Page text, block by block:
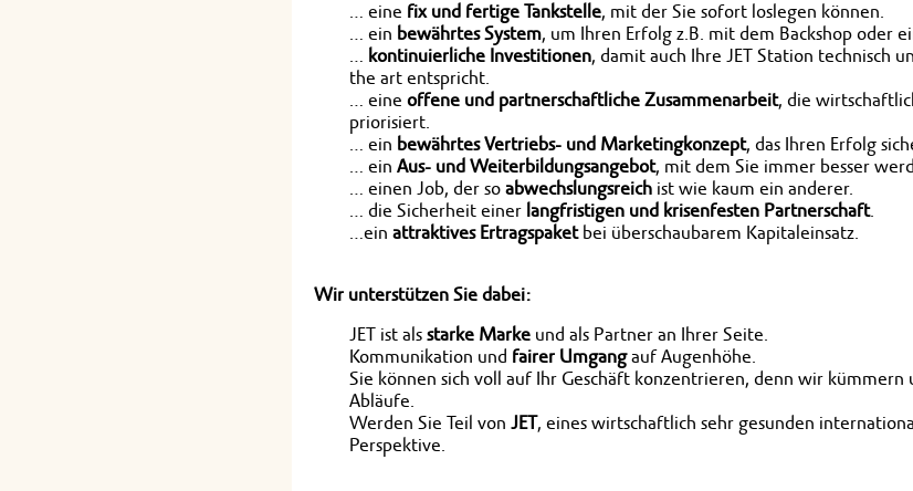
… eine fix und fertige Tankstelle, mit der Sie sofort loslegen können.
… ein bewährtes System, um Ihren Erfolg z.B. mit dem Backshop oder
… kontinuierliche Investitionen, damit auch Ihre JET Station technisch
the art entspricht.
… eine offene und partnerschaftliche Zusammenarbeit, die
priorisiert.
… ein bewährtes Vertriebs- und Marketingkonzept, das Ihren Erfolg
… ein Aus- und Weiterbildungsangebot, mit dem Sie immer besser
… einen Job, der so abwechslungsreich ist wie kaum ein anderer.
… die Sicherheit einer langfristigen und krisenfesten Partnerschaft.
…ein attraktives Ertragspaketbei überschaubarem Kapitaleinsatz.
Wir unterstützen Sie dabei:
JET ist als starke Marke und als Partner an Ihrer Seite.
Kommunikation und fairer Umgangauf Augenhöhe.
Sie können sich voll auf Ihr Geschäft konzentrieren, denn wir
Abläufe.
Werden Sie Teil von JET, eines wirtschaftlich sehr gesunden
Perspektive.